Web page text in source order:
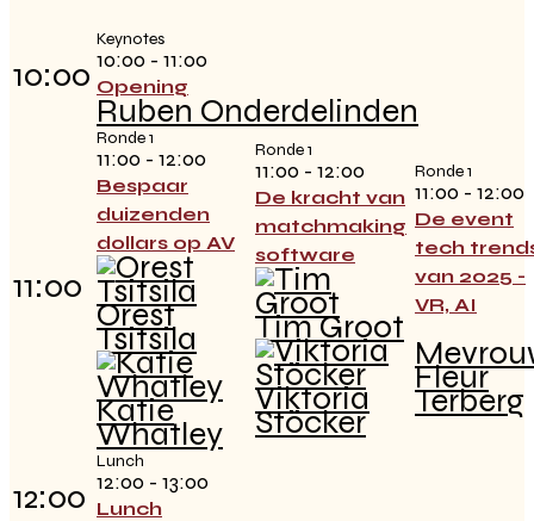
10:00
Keynotes
10:00 - 11:00
Opening
Ruben Onderdelinden
11:00
Ronde 1
11:00 - 12:00
Bespaar
duizenden
dollars op AV
Orest
Tsitsila
Katie
Whatley
Ronde 1
11:00 - 12:00
De kracht van
matchmaking
software
Tim Groot
Viktoria
Stöcker
Ronde 1
11:00 - 12:00
De event
tech
van 2025 -
VR, AI
Fleur
Terberg
12:00
Lunch
12:00 - 13:00
Lunch